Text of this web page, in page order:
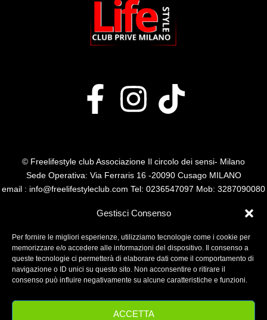
Gestisci Consenso
Per fornire le migliori esperienze, utilizziamo tecnologie come i cookie per
memorizzare e/o accedere alle informazioni del dispositivo. Il consenso a
queste tecnologie ci permetterà di elaborare dati come il comportamento di
navigazione o ID unici su questo sito. Non acconsentire o ritirare il
consenso può influire negativamente su alcune caratteristiche e funzioni.
ACCETTA
© Freelifestyle club Associazione Il circolo dei sensi- Milano
Sede Operativa: Via Ferraris 16 -20090 Cusago MILANO
email : info@freelifestyleclub.com Tel: 0236547097 Mob: 3287090080